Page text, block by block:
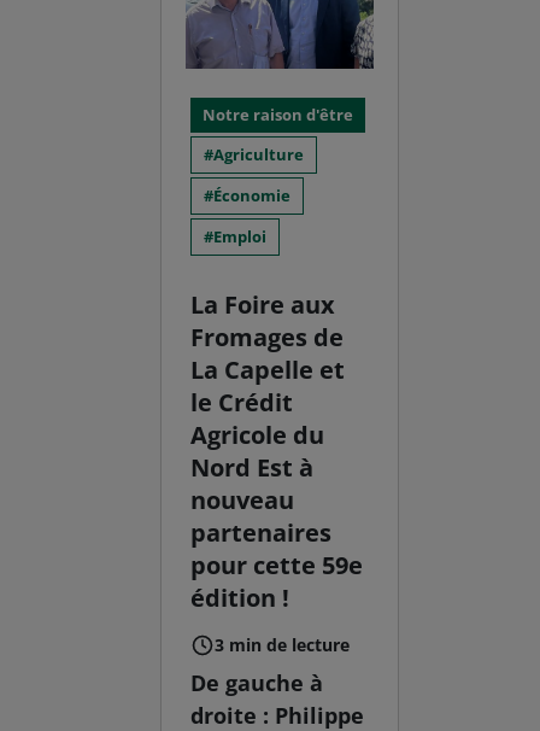
Notre raison d'être
Agriculture
Économie
Emploi
La Foire aux
Fromages de
La Capelle et
le Crédit
Agricole du
Nord Est à
nouveau
partenaires
pour cette 59e
édition !
3 min de lecture
De gauche à
droite : Philippe